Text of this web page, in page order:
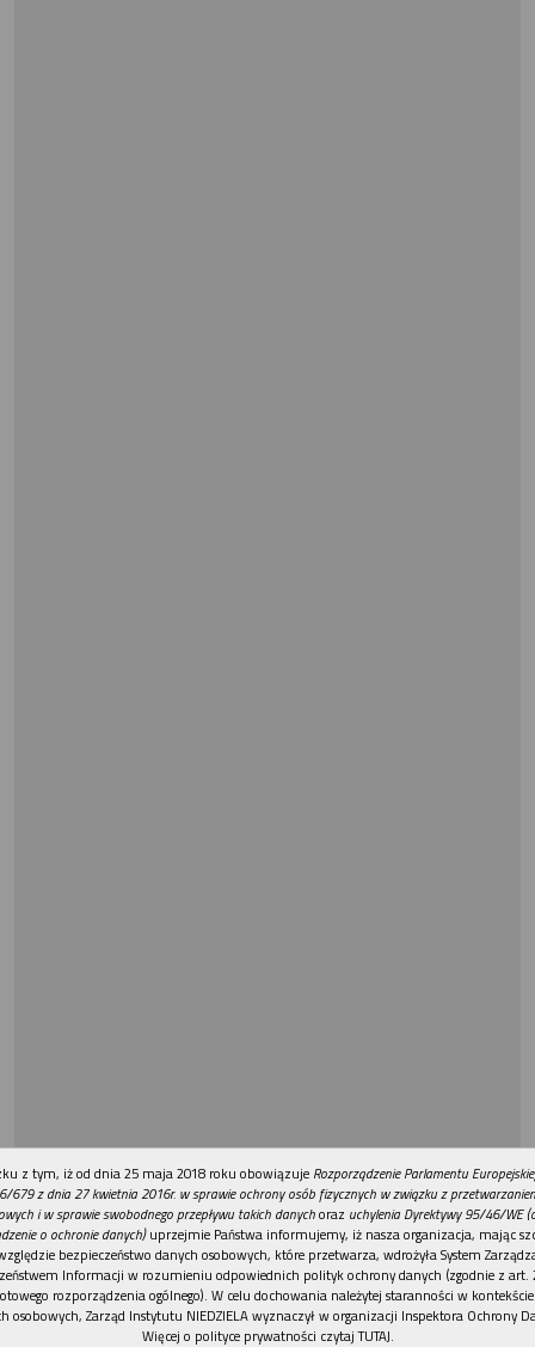
REKLAMA
z tym, iż od dnia 25 maja 2018 roku obowiązuje Rozporządzenie Parlamentu
679 z dnia 27 kwietnia 2016r. w sprawie ochrony osób fizycznych w związku z
i w sprawie swobodnego przepływu takich danychoraz uchylenia Dyrektywy 95/46/WE
o ochronie danych)uprzejmie Państwa informujemy, iż nasza organizacja, mając
bezpieczeństwo danych osobowych, które przetwarza, wdrożyła System
Informacji w rozumieniu odpowiednich polityk ochrony danych (zgodnie z art.
rozporządzenia ogólnego). W celu dochowania należytej staranności w
osobowych, Zarząd Instytutu NIEDZIELA wyznaczył w organizacji Inspektora Ochrony
Więcej o polityce prywatności czytaj TUTAJ.